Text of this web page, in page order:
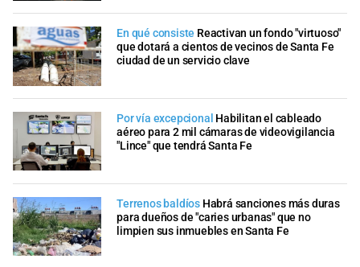
En qué consiste Reactivan un fondo "virtuoso"
que dotará a cientos de vecinos de Santa Fe
ciudad de un servicio clave
Por vía excepcional Habilitan el cableado
aéreo para 2 mil cámaras de videovigilancia
"Lince" que tendrá Santa Fe
Terrenos baldíos Habrá sanciones más duras
para dueños de "caries urbanas" que no
limpien sus inmuebles en Santa Fe